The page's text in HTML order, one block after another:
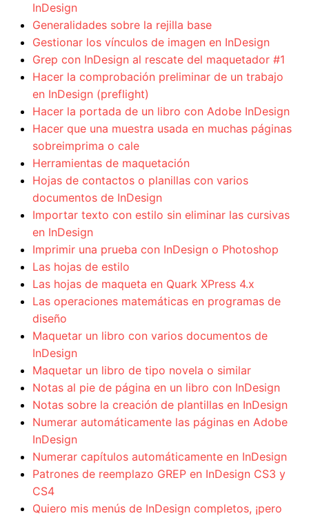
InDesign
Generalidades sobre la rejilla base
Gestionar los vínculos de imagen en InDesign
Grep con InDesign al rescate del maquetador #1
Hacer la comprobación preliminar de un trabajo
en InDesign (preflight)
Hacer la portada de un libro con Adobe InDesign
Hacer que una muestra usada en muchas páginas
sobreimprima o cale
Herramientas de maquetación
Hojas de contactos o planillas con varios
documentos de InDesign
Importar texto con estilo sin eliminar las cursivas
en InDesign
Imprimir una prueba con InDesign o Photoshop
Las hojas de estilo
Las hojas de maqueta en Quark XPress 4.x
Las operaciones matemáticas en programas de
diseño
Maquetar un libro con varios documentos de
InDesign
Maquetar un libro de tipo novela o similar
Notas al pie de página en un libro con InDesign
Notas sobre la creación de plantillas en InDesign
Numerar automáticamente las páginas en Adobe
InDesign
Numerar capítulos automáticamente en InDesign
Patrones de reemplazo GREP en InDesign CS3 y
CS4
Quiero mis menús de InDesign completos, ¡pero